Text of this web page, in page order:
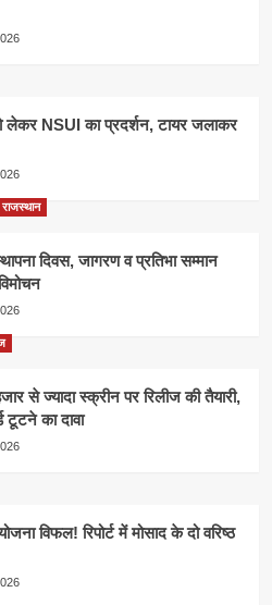
लेकर NSUI का प्रदर्शन, टायर जलाकर
राजस्थान
दिवस, जागरण व प्रतिभा सम्मान
से ज्यादा स्क्रीन पर रिलीज की तैयारी,
का दावा
विफल! रिपोर्ट में मोसाद के दो वरिष्ठ